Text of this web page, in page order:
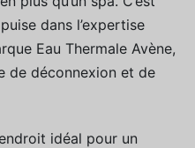
dans l’expertise
Eau Thermale Avène,
de déconnexion et de
idéal pour un